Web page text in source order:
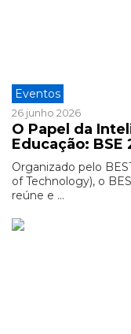
Eventos
26 junho 2026
O Papel da
Educação: BSE
Organizado pelo
of Technology), o
reúne e ...